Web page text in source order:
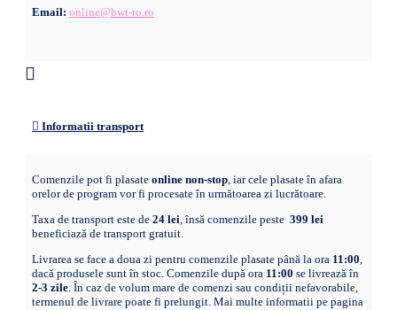
orelor de program vor fi procesate în următoarea zi lucrătoare.
beneficiază de transport gratuit.
dacă produsele sunt în stoc. Comenzile după ora11:00se livrează în
2-3 zile. În caz de volum mare de comenzi sau condiții nefavorabile,
termenul de livrare poate fi prelungit. Mai multe informatii pe pagina
deinformatii livrare.